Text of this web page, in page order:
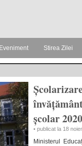
Eveniment Stirea Zilei
școlar
• publicat la 18
Ministerul